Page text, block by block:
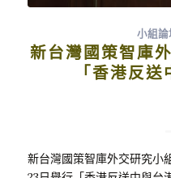
小組論
新台灣國策智庫
「香港反送
新台灣國策智庫外交研究小